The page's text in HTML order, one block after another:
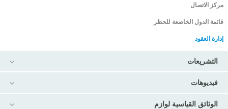
مركز الاتصال
قائمة الدول الخاضعة للحظر
إدارة العقود
التشريعات
فيديوهات
الوثائق القياسية لوازم